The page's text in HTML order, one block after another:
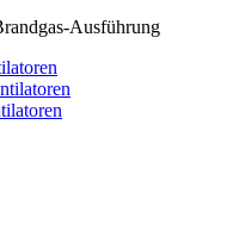
Ausführung